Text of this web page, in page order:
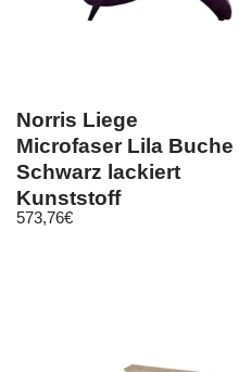
Norris Liege
Microfaser Lila Buche
Schwarz lackiert
Kunststoff
573,76€